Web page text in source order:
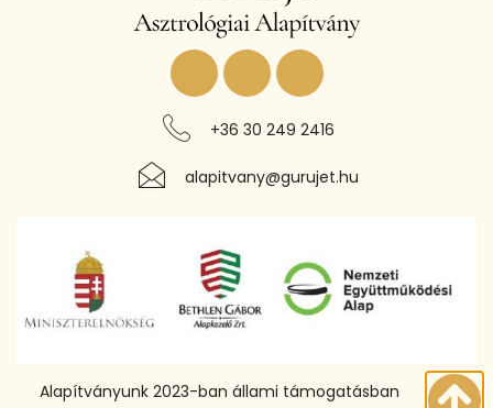
+36 30 249 2416
alapitvany@gurujet.hu
Alapítványunk 2023-ban állami támogatásban